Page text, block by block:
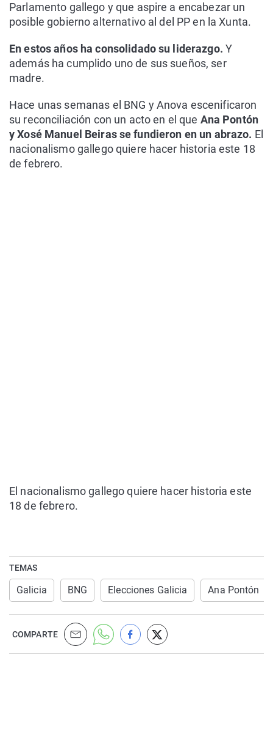
Parlamento gallego y que aspire a encabezar un
posible gobierno alternativo al del PP en la Xunta.
En estos años ha consolidado su liderazgo.Y
además ha cumplido uno de sus sueños, ser
madre.
Hace unas semanas el BNG y Anova escenificaron
su reconciliación con un acto en el que Ana Pontón
y Xosé Manuel Beiras se fundieron en un abrazo. El
nacionalismo gallego quiere hacer historia este 18
de febrero.
El nacionalismo gallego quiere hacer historia este
18 de febrero.
TEMAS
Galicia BNG Elecciones Galicia Ana Pontón
COMPARTE